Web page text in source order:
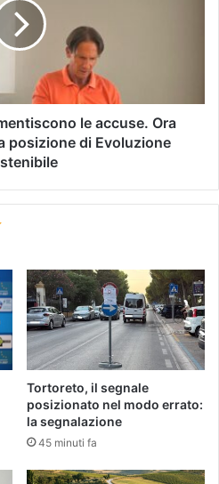
le accuse. Ora
posizione di Evoluzione
Tortoreto, il segnale
posizionato nel modo errato:
la segnalazione
45 minuti fa